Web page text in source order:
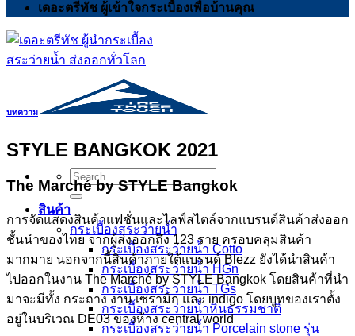
เดอะตรีทัช ผู้เข้าใจกระเบื้องเพื่อบ้านคุณ
Search
for:
สินค้า
กระเบื้องสระว่ายนํ้า
กระเบื้องสระว่ายน้ำ Cotto
กระเบื้องสระว่ายน้ำ HGn
กระเบื้องสระว่ายน้ำ TGs
กระเบื้องสระว่ายน้ำหินธรรมชาติ
กระเบื้องสระว่ายนํ้า Porcelain stone รุ่น
บทความ
STYLE BANGKOK 2021
The Marché by STYLE Bangkok
การจัดแสดงสินค้าแฟชั่นและไลฟ์สไตล์จากแบรนด์สินค้าส่งออก
ชั้นนำของไทย จากผู้ส่งออกถึง 123 ราย ครอบคลุมสินค้า
มากมาย นอกจากนี้สินค้าภายใต้แบรนด์ Blezz ยังได้นำสินค้า
ไปออกในงาน The Marché by STYLE Bangkok โดยสินค้าที่นำ
มาจะมีทั้ง กระถาง งาน เซรามิก และ indigo โดยบูทของเราตั้ง
อยู่ในบริเวณ DE03 ของห้าง central world